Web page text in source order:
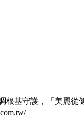
基守護，「美麗